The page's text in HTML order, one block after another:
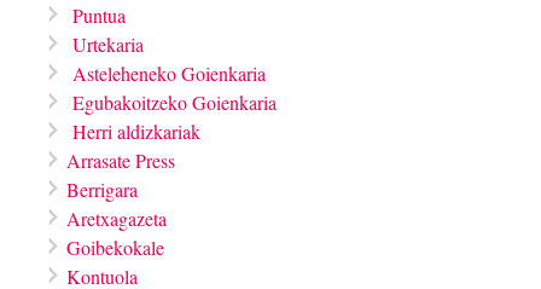
Puntua
Urtekaria
Asteleheneko Goienkaria
Egubakoitzeko Goienkaria
Herri aldizkariak
Arrasate Press
Berrigara
Aretxagazeta
Goibekokale
Kontuola